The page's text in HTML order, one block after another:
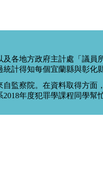
及各地方政府主計處「議
計得知每個宜蘭縣與彰化
監察院。在資料取得方
年度犯罪學課程同學幫